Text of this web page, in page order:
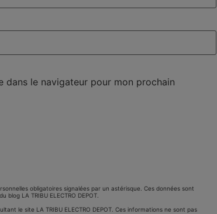
dans le navigateur pour mon prochain
obligatoires signalées par un astérisque. Ces données sont
LA TRIBU ELECTRO DEPOT.
le site LA TRIBU ELECTRO DEPOT. Ces informations ne sont pas